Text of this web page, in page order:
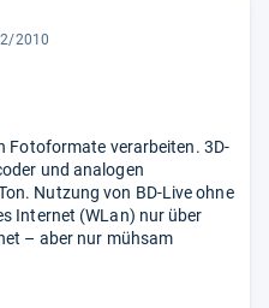
2010
Fotoformate verarbeiten. 3D-
und analogen
Nutzung von BD-Live ohne
Internet (WLan) nur über
– aber nur mühsam